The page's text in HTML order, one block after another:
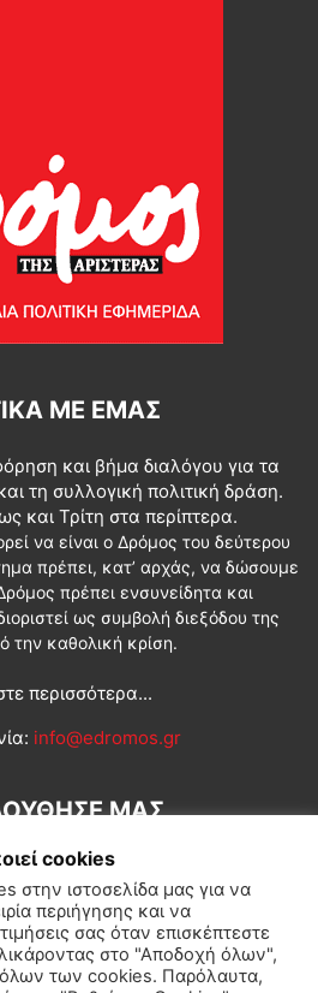
ΜΕ ΕΜΆΣ
και βήμα διαλόγου για τα
τη συλλογική πολιτική δράση.
και Τρίτη στα περίπτερα.
να είναι ο Δρόμος του δεύτερου
πρέπει, κατ’ αρχάς, να δώσουμε
πρέπει ενσυνείδητα και
ως συμβολή διεξόδου της
την καθολική κρίση.
περισσότερα...
info@edromos.gr
ΜΑΣ
Πολιτική Διεθνή Κοινωνία
cookies
στην ιστοσελίδα μας για να
περιήγησης και να
σας όταν επισκέπτεστε
στο "Αποδοχή όλων",
όλων των cookies. Παρόλαυτα,